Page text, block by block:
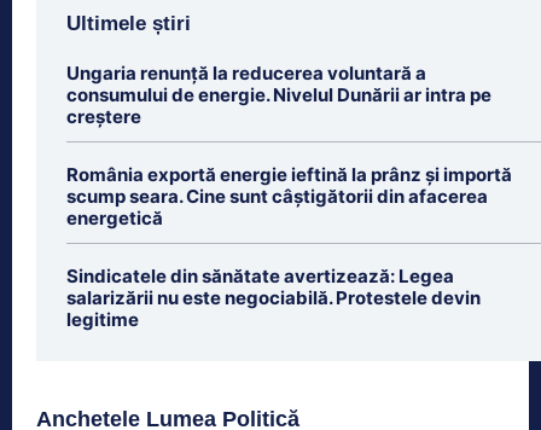
Ultimele știri
Ungaria renunță la reducerea voluntară a
consumului de energie. Nivelul Dunării ar intra pe
creștere
România exportă energie ieftină la prânz și importă
scump seara. Cine sunt câștigătorii din afacerea
energetică
Sindicatele din sănătate avertizează: Legea
salarizării nu este negociabilă. Protestele devin
legitime
Anchetele Lumea Politică